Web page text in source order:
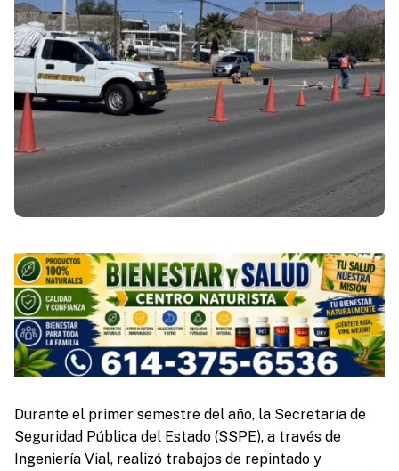
Durante el primer semestre del año, la Secretaría de
Seguridad Pública del Estado (SSPE), a través de
Ingeniería Vial, realizó trabajos de repintado y